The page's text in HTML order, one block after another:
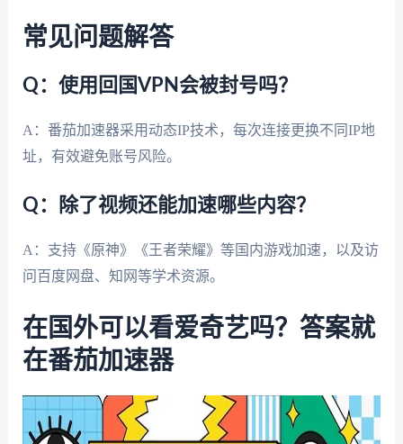
常见问题解答
Q：使用回国VPN会被封号吗？
A：番茄加速器采用动态IP技术，每次连接更换不同IP地
址，有效避免账号风险。
Q：除了视频还能加速哪些内容？
A：支持《原神》《王者荣耀》等国内游戏加速，以及访
问百度网盘、知网等学术资源。
在国外可以看爱奇艺吗？答案就
在番茄加速器